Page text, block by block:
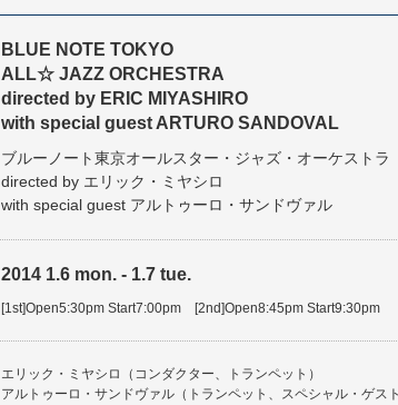
BLUE NOTE TOKYO
ALL☆ JAZZ ORCHESTRA
directed by ERIC MIYASHIRO
with special guest ARTURO SANDOVAL
ブルーノート東京オールスター・ジャズ・オーケストラ
directed by エリック・ミヤシロ
with special guest アルトゥーロ・サンドヴァル
2014 1.6 mon. - 1.7 tue.
[1st]Open5:30pm Start7:00pm [2nd]Open8:45pm Start9:30pm
エリック・ミヤシロ（コンダクター、トランペット）
アルトゥーロ・サンドヴァル（トランペット、スペシャル・ゲスト